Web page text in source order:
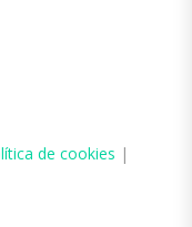
de cookies |